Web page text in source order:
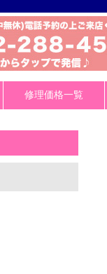
修理価格一覧